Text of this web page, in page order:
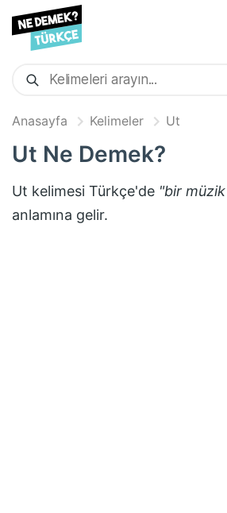
Anasayfa Kelimeler Ut
Ut Ne Demek?
Ut kelimesi Türkçe'de "bir
anlamına gelir.